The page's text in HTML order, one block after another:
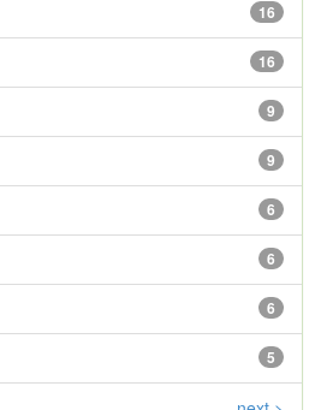
16
16
9
9
6
6
6
5